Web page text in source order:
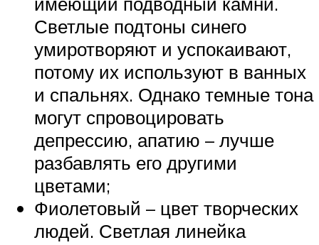
Светлые подтоны синего
умиротворяют и успокаивают,
потому их используют в ванных
и спальнях. Однако темные тона
могут спровоцировать
депрессию, апатию – лучше
разбавлять его другими
цветами;
Фиолетовый – цвет творческих
людей. Светлая линейка